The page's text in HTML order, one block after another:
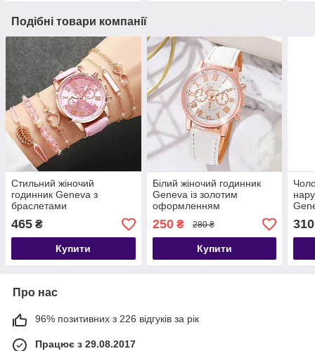
Подібні товари компанії
Стильний жіночий
годинник Geneva з
браслетами
465 ₴
Купити
Білий жіночий годинник
Geneva із золотим
оформленням
250₴ 280 ₴
Купити
310
Про нас
96% позитивних з 226 відгуків за рік
Працює з 29.08.2017